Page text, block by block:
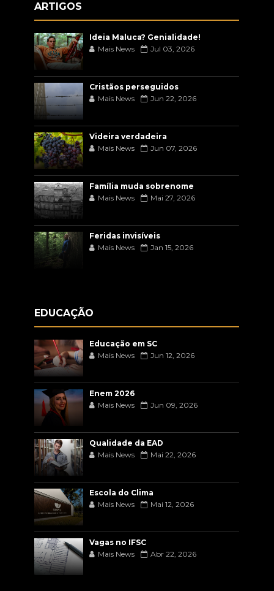
ARTIGOS
Ideia Maluca? Genialidade!
Mais News
Jul 03, 2026
Cristãos perseguidos
Mais News
Jun 22, 2026
Videira verdadeira
Mais News
Jun 07, 2026
Família muda sobrenome
Mais News
Mai 27, 2026
Feridas invisíveis
Mais News
Jan 15, 2026
EDUCAÇÃO
Educação em SC
Mais News
Jun 12, 2026
Enem 2026
Mais News
Jun 09, 2026
Qualidade da EAD
Mais News
Mai 22, 2026
Escola do Clima
Mais News
Mai 12, 2026
Vagas no IFSC
Mais News
Abr 22, 2026